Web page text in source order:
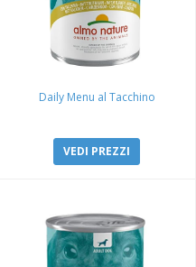
Daily Menu al Tacchino
VEDI PREZZI